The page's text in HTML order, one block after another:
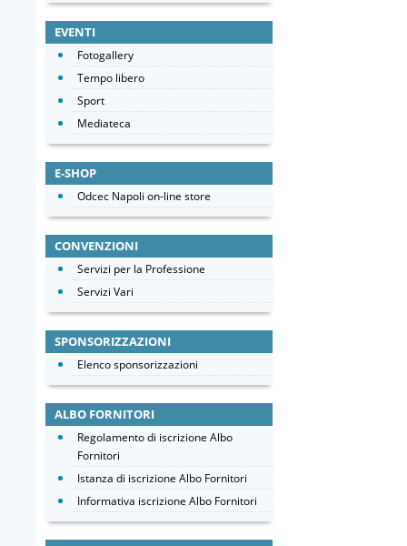
EVENTI
Fotogallery
Tempo libero
Sport
Mediateca
E-SHOP
Odcec Napoli on-line store
CONVENZIONI
Servizi per la Professione
Servizi Vari
SPONSORIZZAZIONI
Elenco sponsorizzazioni
ALBO FORNITORI
Regolamento di iscrizione Albo
Fornitori
Istanza di iscrizione Albo Fornitori
Informativa iscrizione Albo Fornitori